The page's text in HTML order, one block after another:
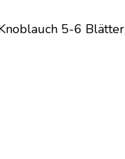
5-6 Blätter